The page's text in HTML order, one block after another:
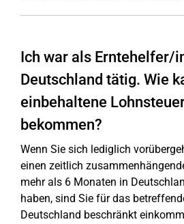
Ich war als Erntehelfer/
Deutschland tätig. Wie
einbehaltene
bekommen?
Wenn Sie sich lediglich
einen zeitlich
mehr als 6 Monaten in
haben, sind Sie für das
Deutschland beschränkt